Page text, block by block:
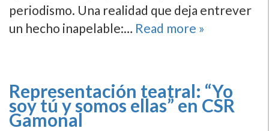
periodismo. Una realidad que deja entrever
un hecho inapelable:… Read more »
Representación teatral: “Yo
soy tú y somos ellas” en CSR
Gamonal